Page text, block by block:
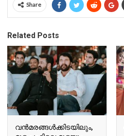
Share
Related Posts
വന്‍മരങ്ങള്‍ക്കിടയിലും,